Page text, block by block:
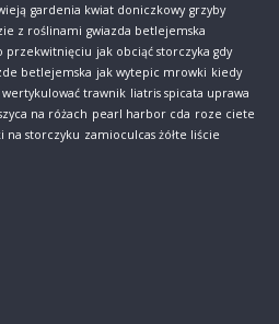
gardenia kwiat doniczkowy grzyby
z roślinami gwiazda betlejemska
przekwitnięciu jak obciąć storczyka gdy
betlejemska jak wytepic mrowki kiedy
wertykulować trawnik liatris spicata uprawa
na różach pearl harbor cda roze ciete
na storczyku zamioculcas żółte liście